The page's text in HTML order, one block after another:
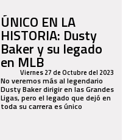
ÚNICO EN LA
HISTORIA: Dusty
Baker y su legado
en MLB
Viernes 27 de Octubre del 2023
No veremos más al legendario
Dusty Baker dirigir en las Grandes
Ligas, pero el legado que dejó en
toda su carrera es único